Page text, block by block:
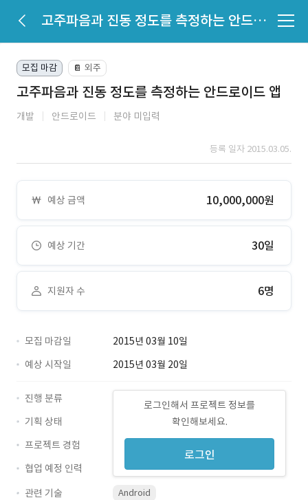
고주파음과 진동 정도를 측정하는 안드로이드 앱
모집 마감 📔 외주
고주파음과 진동 정도를 측정하는 안드로이드 앱
개발 안드로이드 분야 미입력
등록 일자 2015.03.05.
예상 금액 10,000,000원
예상 기간 30일
지원자 수 6명
모집 마감일
2015년 03월 10일
예상 시작일
2015년 03월 20일
로그인해서 프로젝트 정보를
확인해보세요.
로그인
진행 분류
기획 상태
프로젝트 경험
협업 예정 인력
관련 기술
Android